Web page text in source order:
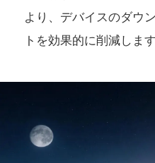
より、デバイスのダウ
トを効果的に削減します